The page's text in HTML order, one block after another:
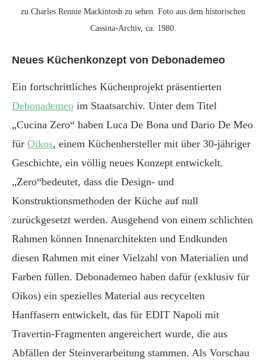
zu Charles Rennie Mackintosh zu sehen. Foto aus dem historischen
Cassina-Archiv, ca. 1980.
Neues Küchenkonzept von Debonademeo
Ein fortschrittliches Küchenprojekt präsentierten
Debonademeo im Staatsarchiv. Unter dem Titel
„Cucina Zero“ haben Luca De Bona und Dario De Meo
für Oikos, einem Küchenhersteller mit über 30-jähriger
Geschichte, ein völlig neues Konzept entwickelt.
„Zero“bedeutet, dass die Design- und
Konstruktionsmethoden der Küche auf null
zurückgesetzt werden. Ausgehend von einem schlichten
Rahmen können Innenarchitekten und Endkunden
diesen Rahmen mit einer Vielzahl von Materialien und
Farben füllen. Debonademeo haben dafür (exklusiv für
Oikos) ein spezielles Material aus recycelten
Hanffasern entwickelt, das für EDIT Napoli mit
Travertin-Fragmenten angereichert wurde, die aus
Abfällen der Steinverarbeitung stammen. Als Vorschau